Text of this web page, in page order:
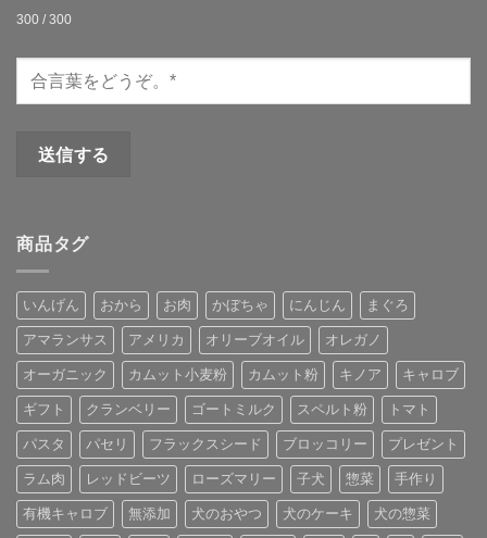
300 / 300
商品タグ
いんげん おから お肉 かぼちゃ にんじん まぐろ
アマランサス アメリカ オリーブオイル オレガノ
オーガニック カムット小麦粉 カムット粉 キノア キャロブ
ギフト クランベリー ゴートミルク スペルト粉 トマト
パスタ パセリ フラックスシード ブロッコリー プレゼント
ラム肉 レッドビーツ ローズマリー 子犬 惣菜 手作り
有機キャロブ 無添加 犬のおやつ 犬のケーキ 犬の惣菜